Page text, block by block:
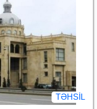
TƏHSIL